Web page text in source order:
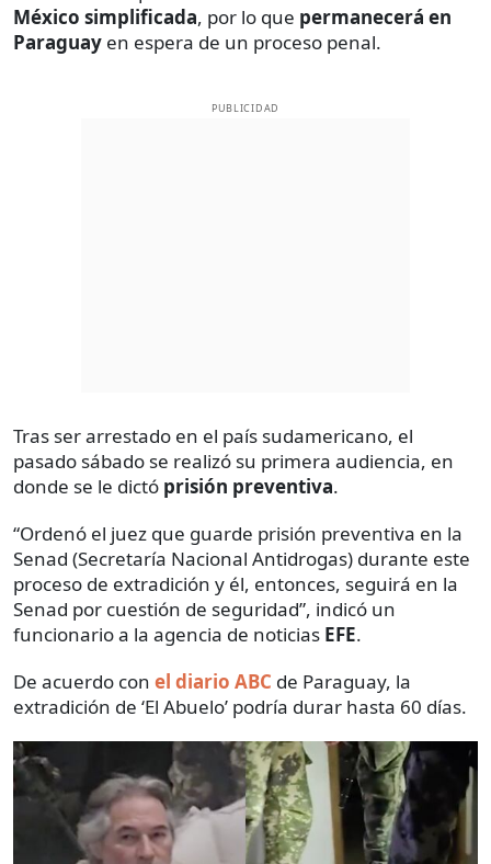
México simplificada, por lo que permanecerá en
Paraguay en espera de un proceso penal.
PUBLICIDAD
Tras ser arrestado en el país sudamericano, el
pasado sábado se realizó su primera audiencia, en
donde se le dictó prisión preventiva.
“Ordenó el juez que guarde prisión preventiva en la
Senad (Secretaría Nacional Antidrogas) durante este
proceso de extradición y él, entonces, seguirá en la
Senad por cuestión de seguridad”, indicó un
funcionario a la agencia de noticias EFE.
De acuerdo con el diario ABC de Paraguay, la
extradición de ‘El Abuelo’ podría durar hasta 60 días.